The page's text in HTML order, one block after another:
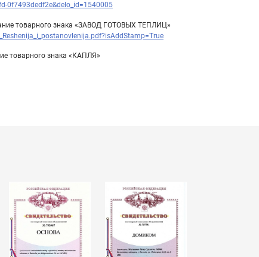
0f7493dedf2e&delo_id=1540005
товарного знака «ЗАВОД ГОТОВЫХ ТЕПЛИЦ»
товарного знака «КАПЛЯ»